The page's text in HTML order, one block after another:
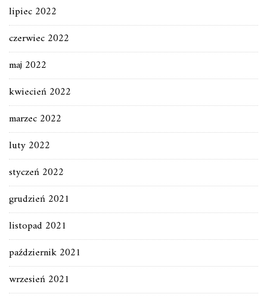
lipiec 2022
czerwiec 2022
maj 2022
kwiecień 2022
marzec 2022
luty 2022
styczeń 2022
grudzień 2021
listopad 2021
październik 2021
wrzesień 2021